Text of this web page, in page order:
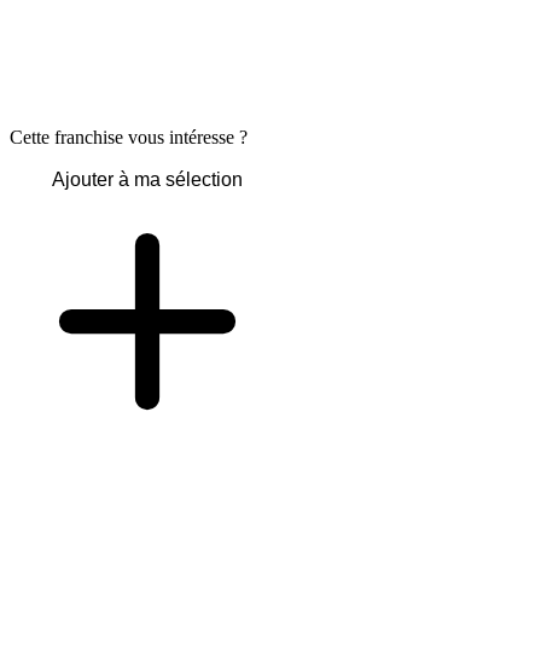
Cette franchise vous intéresse ?
Ajouter à ma sélection